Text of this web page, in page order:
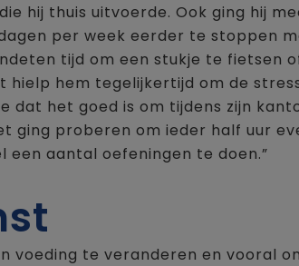
hij thuis uitvoerde. Ook ging hij
per week eerder te stoppen
tijd om een stukje te fietsen
hielp hem tegelijkertijd om de
dat het goed is om tijdens zijn
ging proberen om ieder half uur
aantal oefeningen te doen.”
voeding te veranderen en vooral